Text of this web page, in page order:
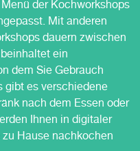
der Kochworkshops
Mit anderen
dauern zwischen
ein
dem Sie Gebrauch
gibt es verschiedene
nach dem Essen oder
Ihnen in digitaler
Hause nachkochen